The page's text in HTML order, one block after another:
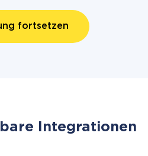
fortsetzen
Integrationen